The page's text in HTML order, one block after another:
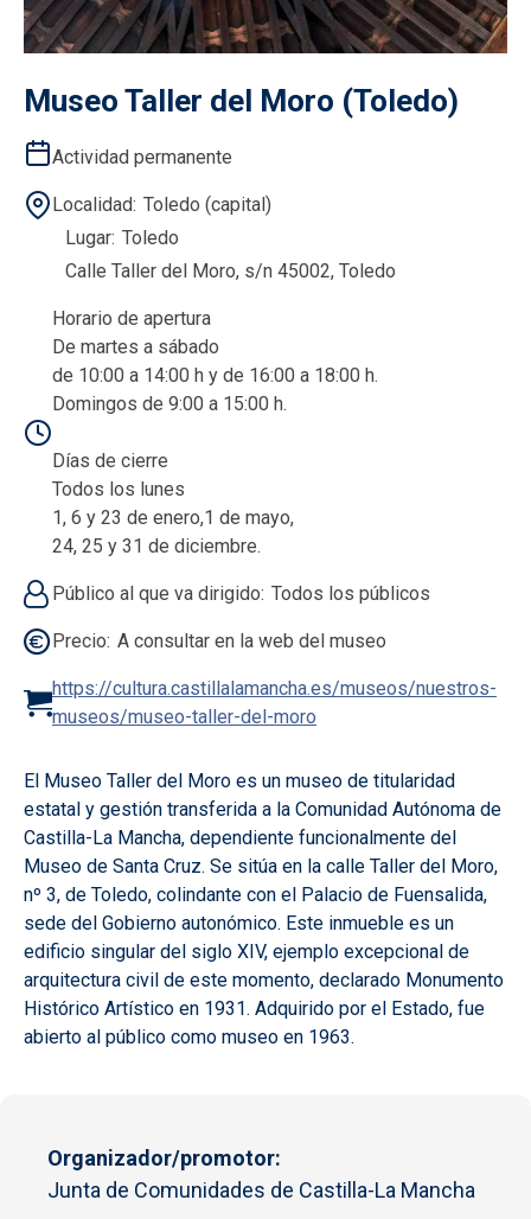
Museo Taller del Moro (Toledo)
Actividad permanente
Localidad Toledo (capital)
Lugar Toledo
Calle Taller del Moro, s/n 45002, Toledo
Horario de apertura
De martes a sábado
de 10:00 a 14:00 h y de 16:00 a 18:00 h.
Domingos de 9:00 a 15:00 h.
Días de cierre
Todos los lunes
1, 6 y 23 de enero,1 de mayo,
24, 25 y 31 de diciembre.
Público al que va dirigido Todos los públicos
Precio A consultar en la web del museo
https://cultura.castillalamancha.es/museos/nuestros-
museos/museo-taller-del-moro
El Museo Taller del Moro es un museo de titularidad
estatal y gestión transferida a la Comunidad Autónoma de
Castilla-La Mancha, dependiente funcionalmente del
Museo de Santa Cruz. Se sitúa en la calle Taller del Moro,
nº 3, de Toledo, colindante con el Palacio de Fuensalida,
sede del Gobierno autonómico. Este inmueble es un
edificio singular del siglo XIV, ejemplo excepcional de
arquitectura civil de este momento, declarado Monumento
Histórico Artístico en 1931. Adquirido por el Estado, fue
abierto al público como museo en 1963.
Organizador/promotor
Junta de Comunidades de Castilla-La Mancha